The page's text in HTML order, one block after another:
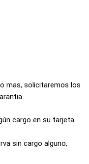
mas, solicitaremos los
cargo en su tarjeta.
sin cargo alguno,